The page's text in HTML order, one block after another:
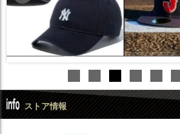
ストア情報